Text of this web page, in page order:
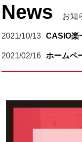
News お知
2021/10/13 CASIO楽
2021/02/16 ホームペ